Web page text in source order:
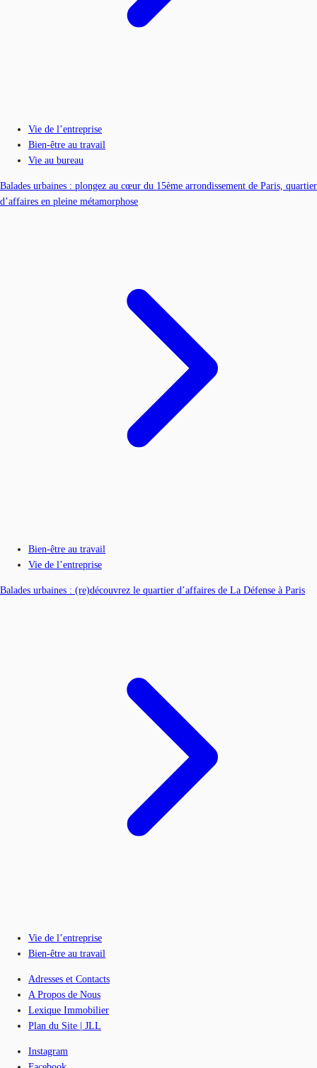
Vie de l’entreprise
Bien-être au travail
Vie au bureau
Balades urbaines : plongez au cœur du 15ème arrondissement de Paris, quartier
d’affaires en pleine métamorphose
Bien-être au travail
Vie de l’entreprise
Balades urbaines : (re)découvrez le quartier d’affaires de La Défense à Paris
Vie de l’entreprise
Bien-être au travail
Adresses et Contacts
A Propos de Nous
Lexique Immobilier
Plan du Site | JLL
Instagram